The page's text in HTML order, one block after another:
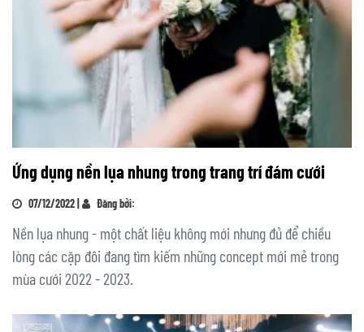
Ứng dụng nền lụa nhung trong trang trí đám cưới
07/12/2022 | Đăng bởi:
Nền lụa nhung - một chất liệu không mới nhưng đủ để chiều
lòng các cặp đôi đang tìm kiếm những concept mới mẻ trong
mùa cưới 2022 - 2023.